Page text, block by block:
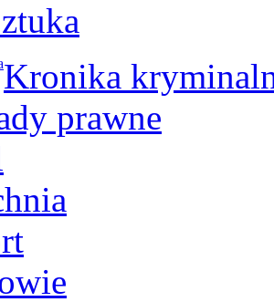
Kronika
prawne